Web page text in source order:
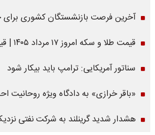
آخرین فرصت بازنشستگان کشوری برای
قیمت طلا و سکه امروز ۱۷ مرداد ۱۴۰۵ | قیمت طلا از ۱۹ میلیون گذشت
سناتور آمریکایی: ترامپ باید بیکار شود
«باقر خرازی» به دادگاه ویژه روحانیت
هشدار شدید گرینلند به شرکت نفتی